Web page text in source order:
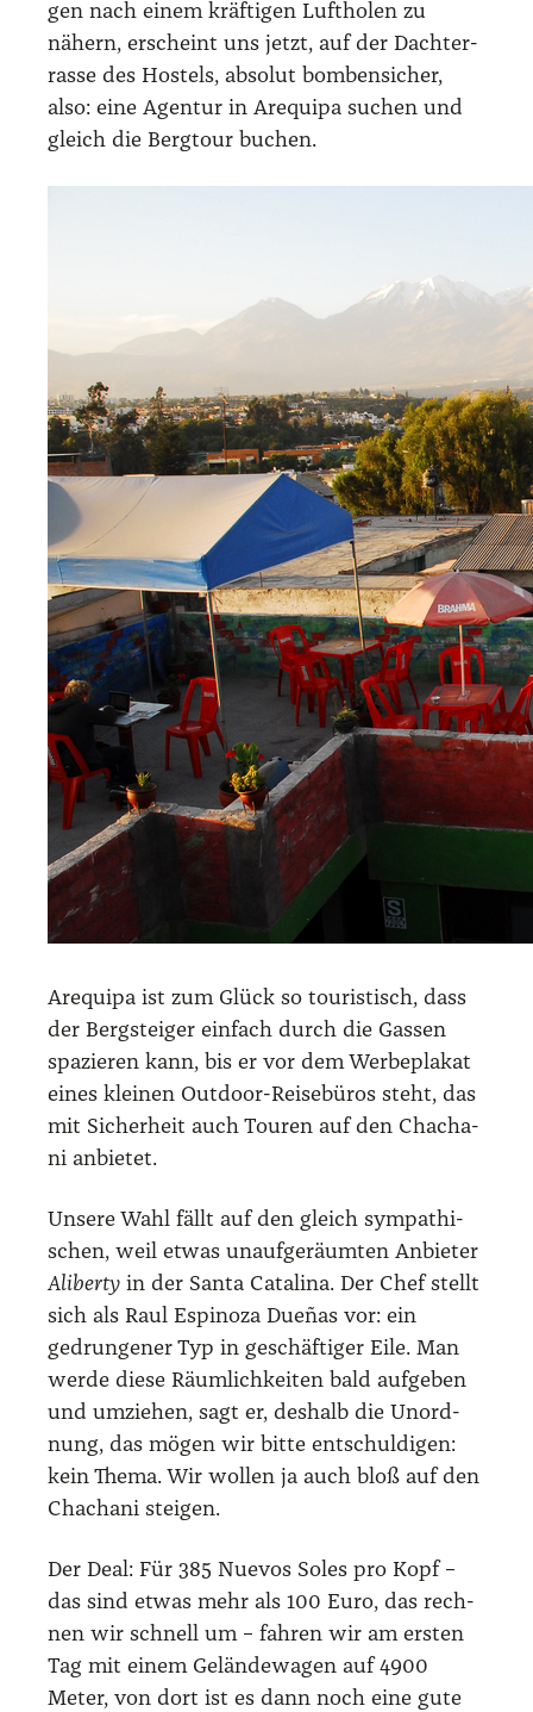
gen nach einem kräf­ti­gen Luft­ho­len zu
nähern, erscheint uns jetzt, auf der Dach­ter­
ras­se des Hos­tels, abso­lut bom­ben­si­cher,
also: eine Agen­tur in Are­qui­pa suchen und
gleich die Berg­tour buchen.
Are­qui­pa ist zum Glück so tou­ris­tisch, dass
der Berg­stei­ger ein­fach durch die Gas­sen
spa­zie­ren kann, bis er vor dem Wer­be­pla­kat
eines klei­nen Out­door-Rei­se­bü­ros steht, das
mit Sicher­heit auch Tou­ren auf den Chacha­
ni anbie­tet.
Unse­re Wahl fällt auf den gleich sym­pa­thi­
schen, weil etwas unauf­ge­räum­ten Anbie­ter
Ali­ber­ty in der San­ta Cata­li­na. Der Chef stellt
sich als Raul Espi­no­za Due­ñas vor: ein
gedrun­ge­ner Typ in geschäf­ti­ger Eile. Man
wer­de die­se Räum­lich­kei­ten bald auf­ge­ben
und umzie­hen, sagt er, des­halb die Unord­
nung, das mögen wir bit­te ent­schul­di­gen:
kein The­ma. Wir wol­len ja auch bloß auf den
Chacha­ni stei­gen.
Der Deal: Für 385 Nue­vos Soles pro Kopf –
das sind etwas mehr als 100 Euro, das rech­
nen wir schnell um – fah­ren wir am ers­ten
Tag mit einem Gelän­de­wa­gen auf 4900
Meter, von dort ist es dann noch eine gute